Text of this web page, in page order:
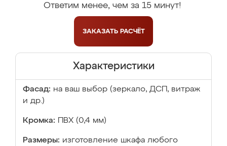
Ответим менее, чем за 15 минут!
ЗАКАЗАТЬ РАСЧЁТ
Характеристики
Фасад: на ваш выбор (зеркало, ДСП, витраж
и др.)
Кромка: ПВХ (0,4 мм)
Размеры: изготовление шкафа любого